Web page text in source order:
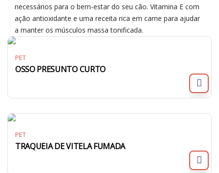
necessários para o bem-estar do seu cão. Vitamina E com
ação antioxidante e uma receita rica em carne para ajudar
a manter os músculos massa tonificada.
PET
OSSO PRESUNTO CURTO
PET
TRAQUEIA DE VITELA FUMADA